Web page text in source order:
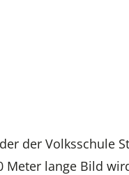
der Volksschule
Meter lange Bild